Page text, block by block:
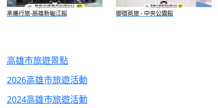
承攜行旅-高雄新崛江館 御宿商旅 - 中央公園館
高雄市旅遊景點
2026高雄市旅遊活動
2024高雄市旅遊活動